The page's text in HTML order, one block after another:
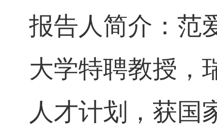
报告人简介： 范
大学特聘教授，
人才计划，获国